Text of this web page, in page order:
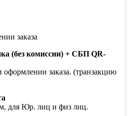
заказа
(без комиссии) + СБП QR-
оформлении заказа. (транзакцию
для Юр. лиц и физ лиц.